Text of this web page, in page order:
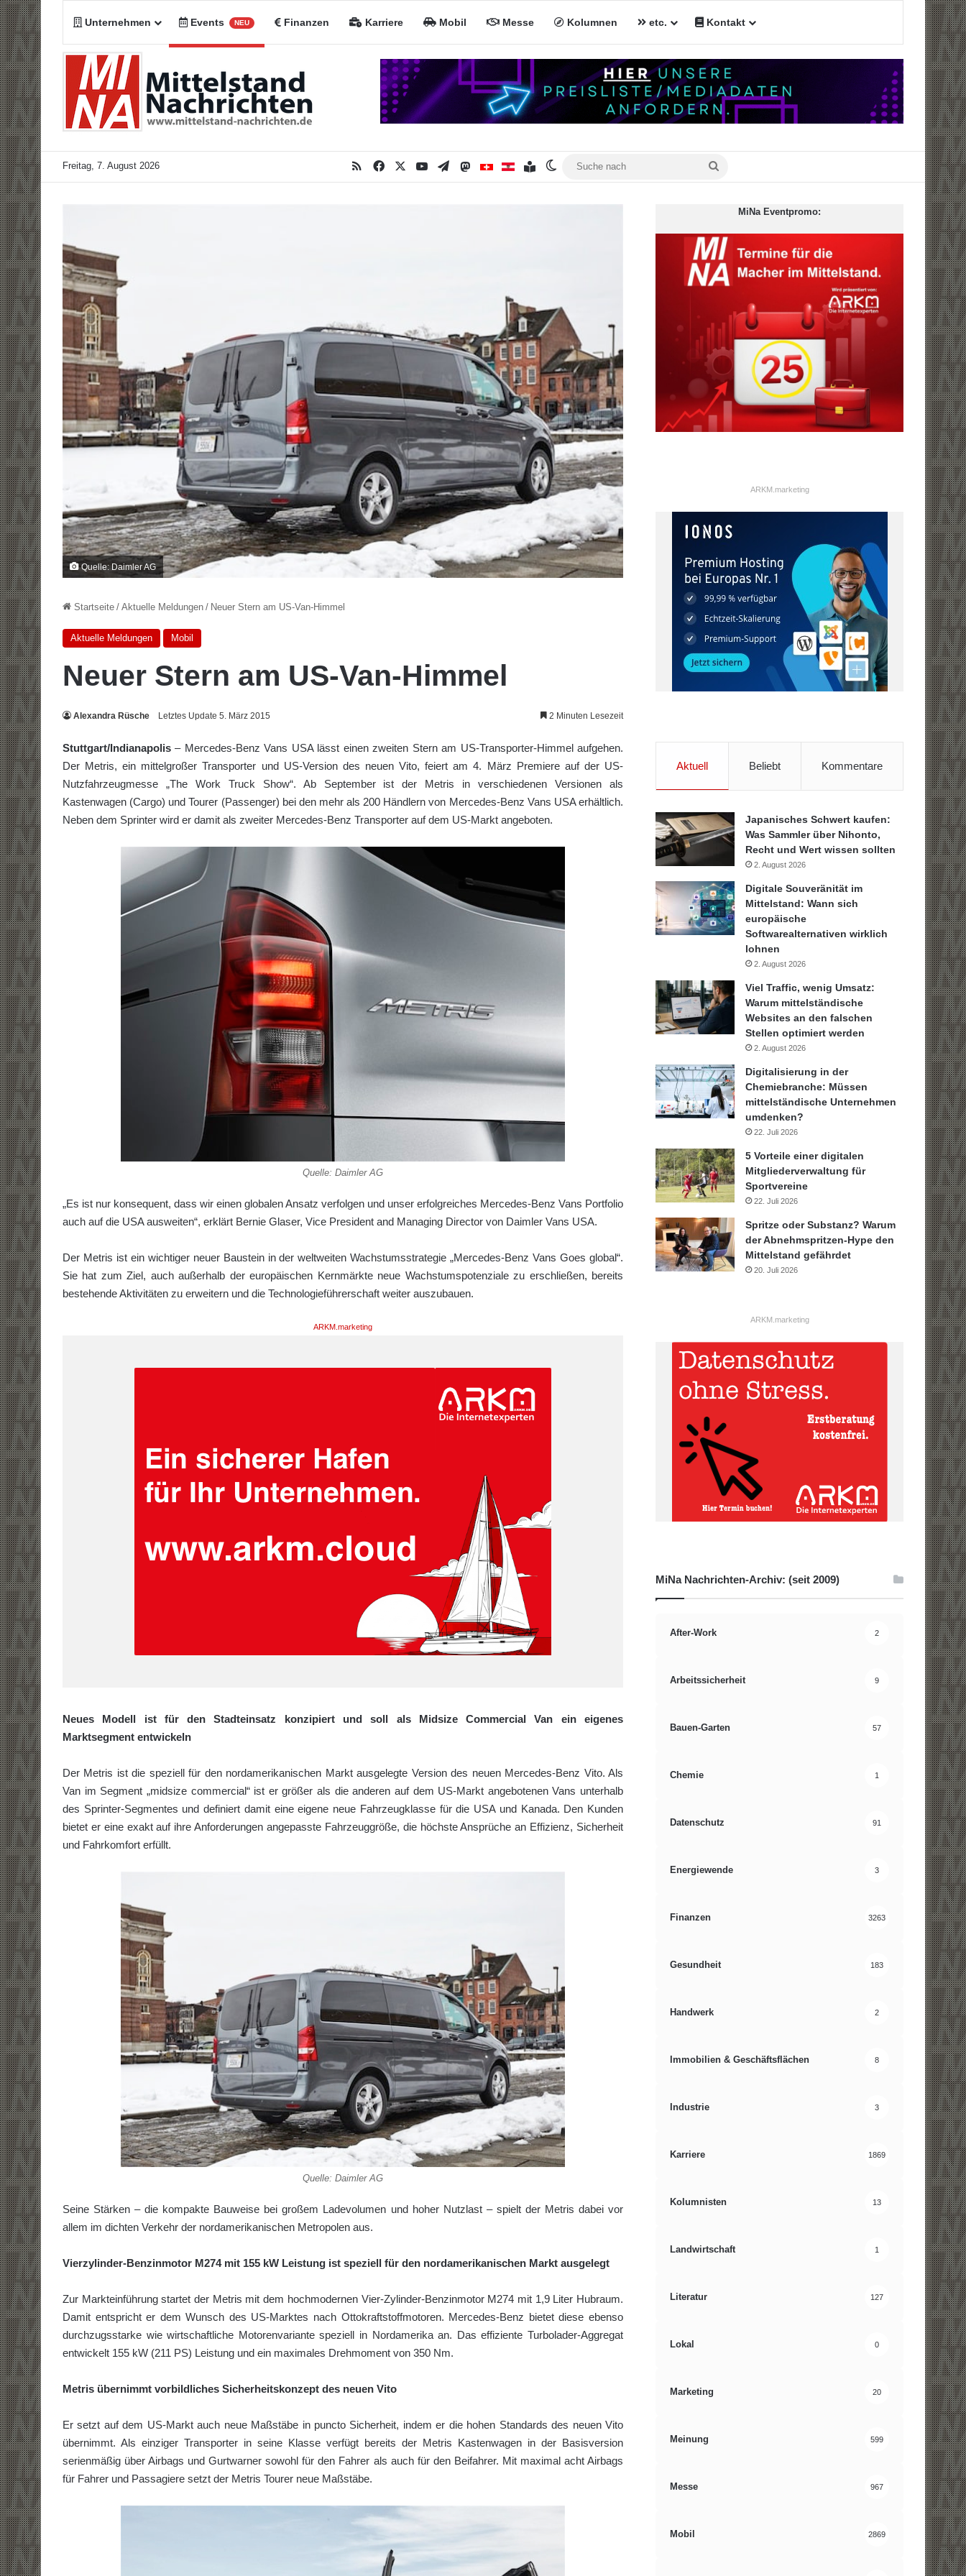
Unternehmen Events NEU Finanzen Karriere Mobil Messe Kolumnen etc. Kontakt
Freitag, 7. August 2026 RSSFacebookYouTubeTelegramMastodonMiNa CHMiNa AT
Inhaltsverzeichnis
Skin umschalten
Quelle: Daimler AG
Startseite / Aktuelle Meldungen / Neuer Stern am US-Van-Himmel
Aktuelle Meldungen Mobil
Neuer Stern am US-Van-Himmel
Alexandra Rüsche Letztes Update 5. März 2015 2 Minuten Lesezeit
Stuttgart/Indianapolis – Mercedes-Benz Vans USA lässt einen zweiten Stern am US-Transporter-Himmel aufgehen.
Der Metris, ein mittelgroßer Transporter und US-Version des neuen Vito, feiert am 4. März Premiere auf der US-
Nutzfahrzeugmesse „The Work Truck Show“. Ab September ist der Metris in verschiedenen Versionen als
Kastenwagen (Cargo) und Tourer (Passenger) bei den mehr als 200 Händlern von Mercedes-Benz Vans USA erhältlich.
Neben dem Sprinter wird er damit als zweiter Mercedes-Benz Transporter auf dem US-Markt angeboten.
Quelle: Daimler AG
„Es ist nur konsequent, dass wir einen globalen Ansatz verfolgen und unser erfolg­reiches Mercedes-Benz Vans Portfolio
auch auf die USA ausweiten“, erklärt Bernie Glaser, Vice President and Managing Director von Daimler Vans USA.
Der Metris ist ein wichtiger neuer Baustein in der weltweiten Wachstumsstrategie „Mercedes-Benz Vans Goes global“.
Sie hat zum Ziel, auch außerhalb der euro­päischen Kernmärkte neue Wachstumspotenziale zu erschließen, bereits
besteh­ende Aktivitäten zu erweitern und die Technologieführerschaft weiter auszubauen.
ARKM.marketing
Neues Modell ist für den Stadteinsatz konzipiert und soll als Midsize Commercial Van ein eigenes
Marktsegment entwickeln
Der Metris ist die speziell für den nordamerikanischen Markt ausgelegte Version des neuen Mercedes-Benz Vito. Als
Van im Segment „midsize commercial“ ist er größer als die anderen auf dem US-Markt angebotenen Vans unterhalb
des Sprinter-Segmentes und definiert damit eine eigene neue Fahrzeugklasse für die USA und Kanada. Den Kunden
bietet er eine exakt auf ihre Anforderungen angepasste Fahrzeuggröße, die höchste Ansprüche an Effizienz, Sicherheit
und Fahrkomfort erfüllt.
Quelle: Daimler AG
Seine Stärken – die kompakte Bauweise bei großem Ladevolumen und hoher Nutzlast – spielt der Metris dabei vor
allem im dichten Verkehr der nordamerikanischen Metropolen aus.
Vierzylinder-Benzinmotor M274 mit 155 kW Leistung ist speziell für den nordamerikanischen Markt ausgelegt
Zur Markteinführung startet der Metris mit dem hochmodernen Vier-Zylinder-Ben­zinmotor M274 mit 1,9 Liter Hubraum.
Damit entspricht er dem Wunsch des US-Marktes nach Ottokraftstoffmotoren. Mercedes-Benz bietet diese ebenso
durch­zugsstarke wie wirtschaftliche Motorenvariante speziell in Nordamerika an. Das effiziente Turbolader-Aggregat
entwickelt 155 kW (211 PS) Leistung und ein maxi­males Drehmoment von 350 Nm.
Metris übernimmt vorbildliches Sicherheitskonzept des neuen Vito
Er setzt auf dem US-Markt auch neue Maßstäbe in puncto Sicherheit, indem er die hohen Standards des neuen Vito
übernimmt. Als einziger Transporter in seine Klasse verfügt bereits der Metris Kastenwagen in der Basisversion
serienmäßig über Airbags und Gurtwarner sowohl für den Fahrer als auch für den Beifahrer. Mit maximal acht Airbags
für Fahrer und Passagiere setzt der Metris Tourer neue Maßstäbe.
MiNa Eventpromo:
ARKM.marketing
Aktuell Beliebt Kommentare
Japanisches Schwert kaufen:
Was Sammler über Nihonto,
Recht und Wert wissen sollten
2. August 2026
Digitale Souveränität im
Mittelstand: Wann sich
europäische
Softwarealternativen wirklich
lohnen
2. August 2026
Viel Traffic, wenig Umsatz:
Warum mittelständische
Websites an den falschen
Stellen optimiert werden
2. August 2026
Digitalisierung in der
Chemiebranche: Müssen
mittelständische Unternehmen
umdenken?
22. Juli 2026
5 Vorteile einer digitalen
Mitgliederverwaltung für
Sportvereine
22. Juli 2026
Spritze oder Substanz? Warum
der Abnehmspritzen-Hype den
Mittelstand gefährdet
20. Juli 2026
ARKM.marketing
MiNa Nachrichten-Archiv: (seit 2009)
After-Work 2
Arbeitssicherheit 9
Bauen-Garten 57
Chemie 1
Datenschutz 91
Energiewende 3
Finanzen 3263
Gesundheit 183
Handwerk 2
Immobilien & Geschäftsflächen 8
Industrie 3
Karriere 1869
Kolumnisten 13
Landwirtschaft 1
Literatur 127
Lokal 0
Marketing 20
Meinung 599
Messe 967
Mobil 2869